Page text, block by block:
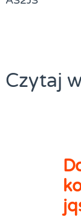
Czytaj